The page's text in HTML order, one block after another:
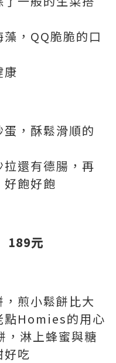
，QQ脆脆的口
康
，酥鬆滑順的
還有德腸，再
飽好飽
189元
煎小鬆餅比大
點Homies的用心
，淋上蜂蜜與糖
好吃